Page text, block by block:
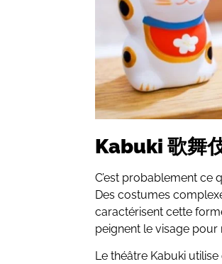
Kabuki 歌舞
C’est probablement ce
Des costumes
caractérisent cette
peignent le visage
Le théâtre Kabuki